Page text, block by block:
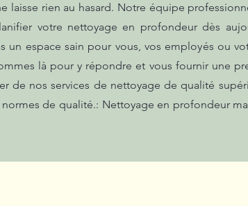
laisse rien au hasard. Notre équipe
votre nettoyage en profondeur dès
un espace sain pour vous, vos employés ou
là pour y répondre et vous fournir une
de nos services de nettoyage de qualité
de qualité.: Nettoyage en profondeur